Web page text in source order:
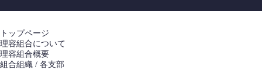
トップページ
理容組合について
理容組合概要
組合組織 / 各支部